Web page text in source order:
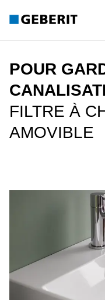
POUR
FILTRE À
AMOVIBLE